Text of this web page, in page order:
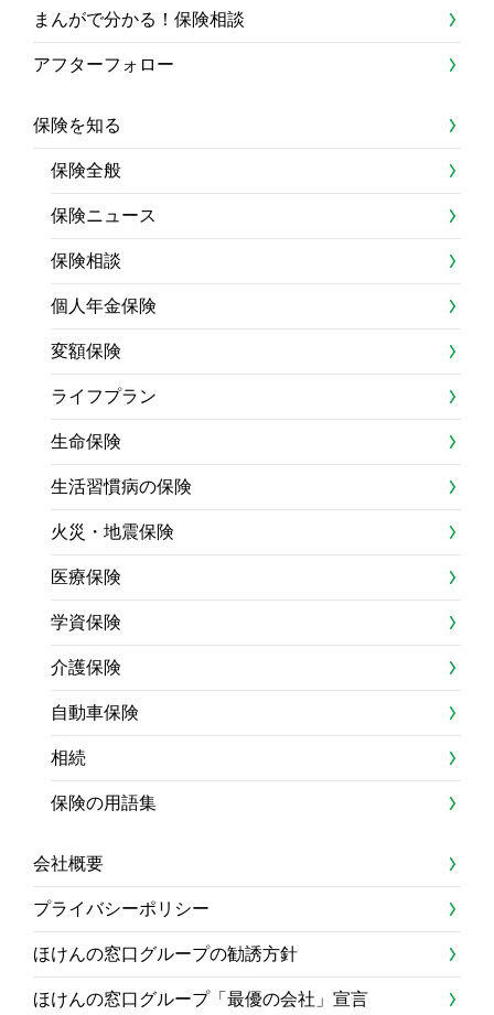
まんがで分かる！保険相談
アフターフォロー
保険を知る
保険全般
保険ニュース
保険相談
個人年金保険
変額保険
ライフプラン
生命保険
生活習慣病の保険
火災・地震保険
医療保険
学資保険
介護保険
自動車保険
相続
保険の用語集
会社概要
プライバシーポリシー
ほけんの窓口グループの勧誘方針
ほけんの窓口グループ「最優の会社」宣言